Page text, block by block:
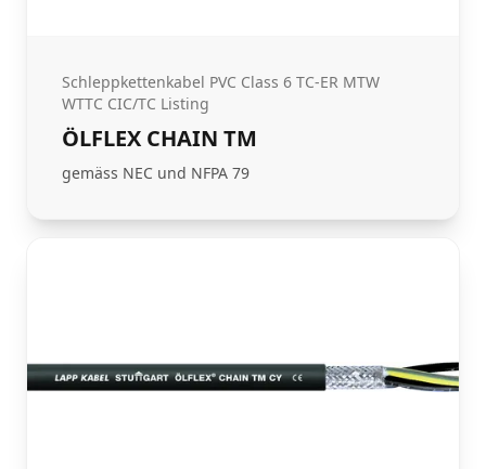
Schleppkettenkabel PVC Class 6 TC-ER MTW
WTTC CIC/TC Listing
ÖLFLEX CHAIN TM
gemäss NEC und NFPA 79